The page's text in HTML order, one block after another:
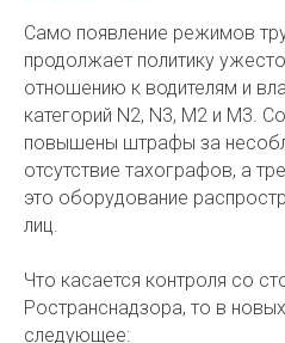
Само появление режимов
продолжает политику
отношению к водителям и
категорий N2, N3, M2 и M3.
повышены штрафы за
отсутствие тахографов, а
это оборудование
лиц.
Что касается контроля со
Ространснадзора, то в
следующее: